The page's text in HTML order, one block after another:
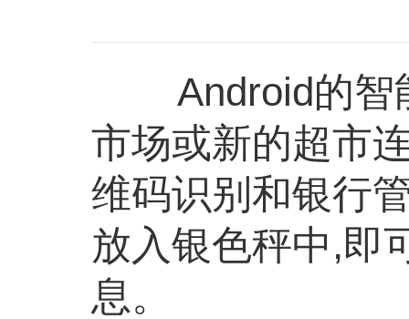
Android的智能
市场或新的超市
维码识别和银行
放入银色秤中,即
息。